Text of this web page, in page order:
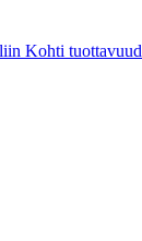
Kohti